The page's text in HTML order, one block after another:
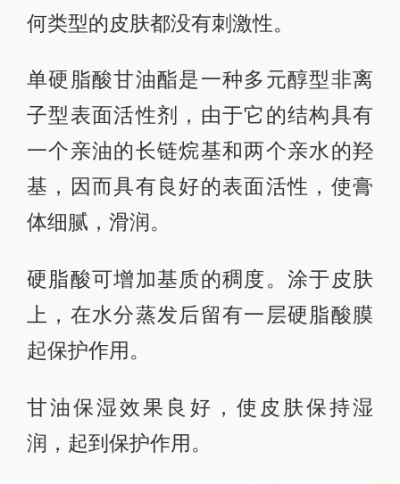
何类型的皮肤都没有刺激性。
单硬脂酸甘油酯是一种多元醇型非离
子型表面活性剂，由于它的结构具有
一个亲油的长链烷基和两个亲水的羟
基，因而具有良好的表面活性，使膏
体细腻，滑润。
硬脂酸可增加基质的稠度。涂于皮肤
上，在水分蒸发后留有一层硬脂酸膜
起保护作用。
甘油保湿效果良好，使皮肤保持湿
润，起到保护作用。